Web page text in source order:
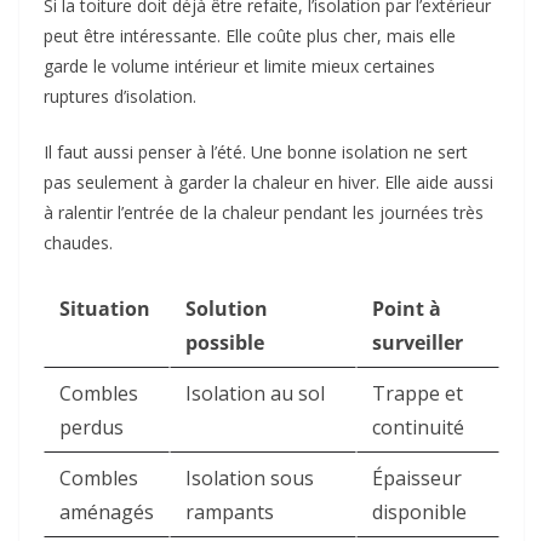
Si la toiture doit déjà être refaite, l’isolation par l’extérieur
peut être intéressante. Elle coûte plus cher, mais elle
garde le volume intérieur et limite mieux certaines
ruptures d’isolation.
Il faut aussi penser à l’été. Une bonne isolation ne sert
pas seulement à garder la chaleur en hiver. Elle aide aussi
à ralentir l’entrée de la chaleur pendant les journées très
chaudes.
Situation
Solution
possible
Point à
surveiller
Combles
perdus
Isolation au sol
Trappe et
continuité
Combles
aménagés
Isolation sous
rampants
Épaisseur
disponible